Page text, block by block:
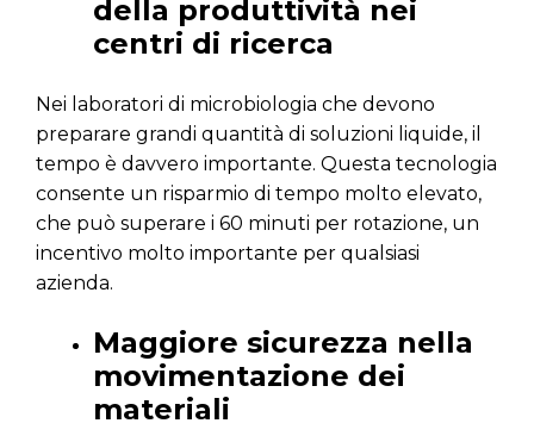
della produttività nei
centri di ricerca
Nei laboratori di microbiologia che devono
preparare grandi quantità di soluzioni liquide, il
tempo è davvero importante. Questa tecnologia
consente un risparmio di tempo molto elevato,
che può superare i 60 minuti per rotazione, un
incentivo molto importante per qualsiasi
azienda.
Maggiore sicurezza nella
movimentazione dei
materiali